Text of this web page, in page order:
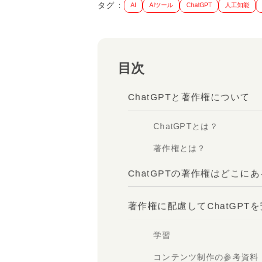
タグ： AI AIツール ChatGPT 人工知能
目次
ChatGPTと著作権について
ChatGPTとは？
著作権とは？
ChatGPTの著作権はどこにあ
著作権に配慮してChatGPTを
学習
コンテンツ制作の参考資料